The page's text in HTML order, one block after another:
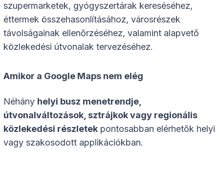
szupermarketek, gyógyszertárak kereséséhez,
éttermek összehasonlításához, városrészek
távolságainak ellenőrzéséhez, valamint alapvető
közlekedési útvonalak tervezéséhez.
Amikor a Google Maps nem elég
Néhány helyi busz menetrendje,
útvonalváltozások, sztrájkok vagy regionális
közlekedési részletek pontosabban elérhetők helyi
vagy szakosodott applikációkban.